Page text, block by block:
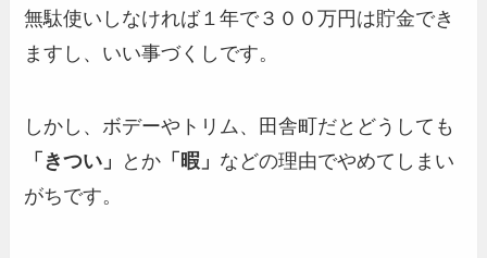
無駄使いしなければ１年で３００万円は貯金でき
ますし、いい事づくしです。
しかし、ボデーやトリム、田舎町だとどうしても
「きつい」
とか 「暇」 などの理由でやめてしまい
がちです。